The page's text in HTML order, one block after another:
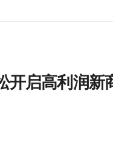
开启高利润新